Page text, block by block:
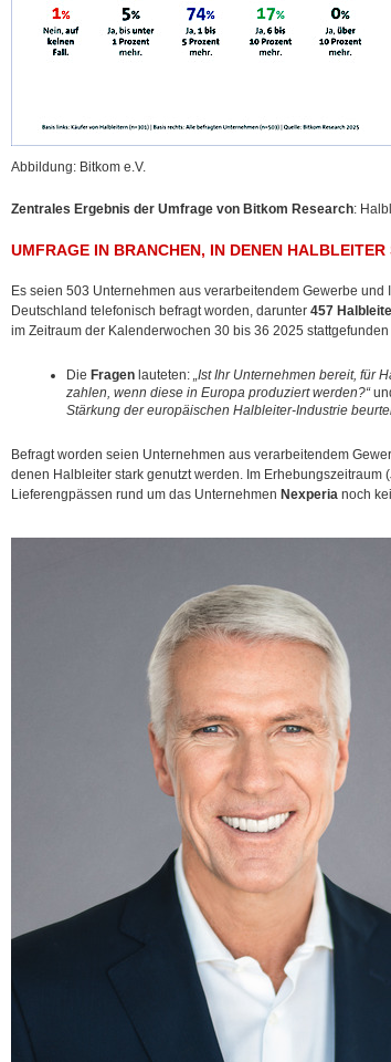
Abbildung: Bitkom e.V.
Zentrales Ergebnis der Umfrage von Bitkom Research:
UMFRAGE IN BRANCHEN, IN DENEN
Es seien 503 Unternehmen aus verarbeitendem Gewerbe
Deutschland telefonisch befragt worden, darunter 457
im Zeitraum der Kalenderwochen 30 bis 36 2025
Die Fragen lauteten: „Ist Ihr Unternehmen bereit, für
zahlen, wenn diese in Europa produziert werden?“
Stärkung der europäischen Halbleiter-Industrie
Befragt worden seien Unternehmen aus verarbeitendem
denen Halbleiter stark genutzt werden. Im Erhebungszeitraum
Lieferengpässen rund um das Unternehmen Nexperia noch